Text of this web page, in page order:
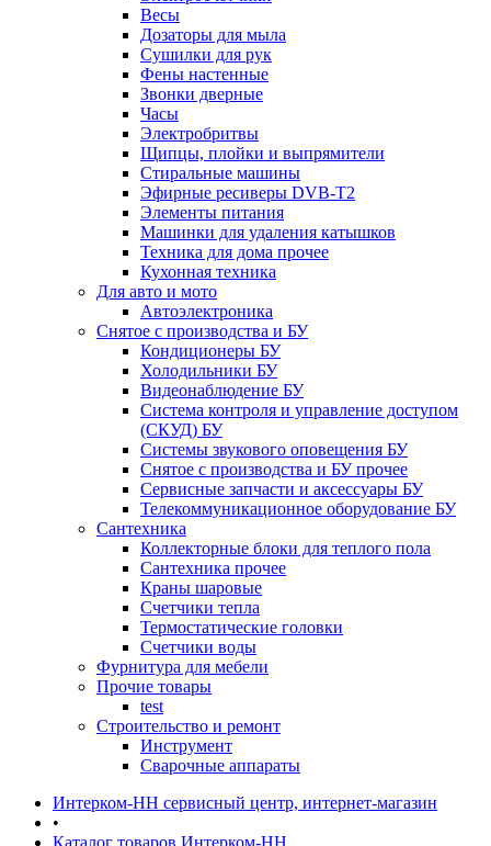
Весы
Дозаторы для мыла
Сушилки для рук
Фены настенные
Звонки дверные
Часы
Электробритвы
Щипцы, плойки и выпрямители
Стиральные машины
Эфирные ресиверы DVB-T2
Элементы питания
Машинки для удаления катышков
Техника для дома прочее
Кухонная техника
Для авто и мото
Автоэлектроника
Снятое с производства и БУ
Кондиционеры БУ
Холодильники БУ
Видеонаблюдение БУ
Система контроля и управление доступом
(СКУД) БУ
Системы звукового оповещения БУ
Снятое с производства и БУ прочее
Сервисные запчасти и аксессуары БУ
Телекоммуникационное оборудование БУ
Сантехника
Коллекторные блоки для теплого пола
Сантехника прочее
Краны шаровые
Счетчики тепла
Термоcтатические головки
Счетчики воды
Фурнитура для мебели
Прочие товары
test
Строительство и ремонт
Инструмент
Сварочные аппараты
Интерком-НН сервисный центр, интернет-магазин
•
Каталог товаров Интерком-НН